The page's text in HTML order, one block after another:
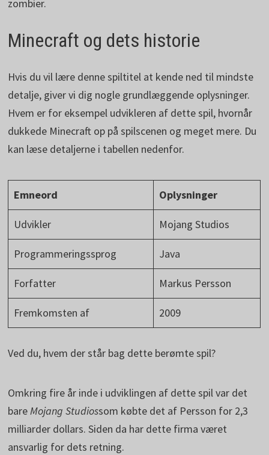
zombier.
Minecraft og dets historie
Hvis du vil lære denne spiltitel at kende ned til mindste
detalje, giver vi dig nogle grundlæggende oplysninger.
Hvem er for eksempel udvikleren af dette spil, hvornår
dukkede Minecraft op på spilscenen og meget mere. Du
kan læse detaljerne i tabellen nedenfor.
Emneord Oplysninger
Udvikler Mojang Studios
Programmeringssprog Java
Forfatter Markus Persson
Fremkomsten af 2009
Ved du, hvem der står bag dette berømte spil?
Omkring fire år inde i udviklingen af dette spil var det
bare Mojang Studiossom købte det af Persson for 2,3
milliarder dollars. Siden da har dette firma været
ansvarlig for dets retning.